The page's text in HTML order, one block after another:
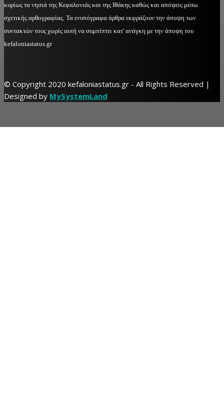
κυρίως τα νησιά της Κεφαλονιάς και της Ιθάκης καθώς και απόψεις μέσω
σχετικής αρθογραφίας. Τα ενυπόγραφα άρθρα εκφράζουν την άποψη των
συντακτών τους χωρίς αυτή να συμπίπτει κατ' ανάγκη με την άποψη του
kefaloniastatus.gr
© Copyright 2020 kefaloniastatus.gr - All Rights Reserved |
Designed by MySystemLand